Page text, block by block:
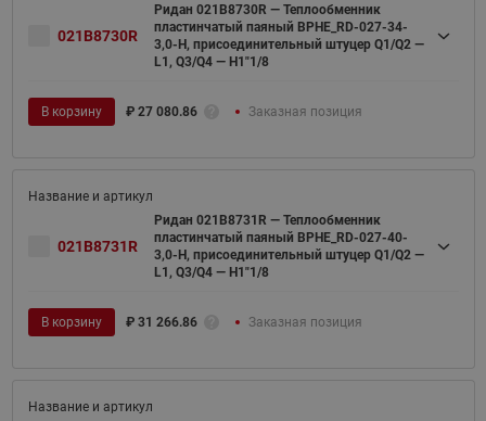
021B8730R
Ридан 021B8730R — Теплообменник
пластинчатый паяный BPHE_RD-027-34-
3,0-H, присоединительный штуцер Q1/Q2 —
L1, Q3/Q4 — H1"1/8
В корзину ₽ 27 080.86 Заказная позиция
021B8731R
Ридан 021B8731R — Теплообменник
пластинчатый паяный BPHE_RD-027-40-
3,0-H, присоединительный штуцер Q1/Q2 —
L1, Q3/Q4 — H1"1/8
В корзину ₽ 31 266.86 Заказная позиция